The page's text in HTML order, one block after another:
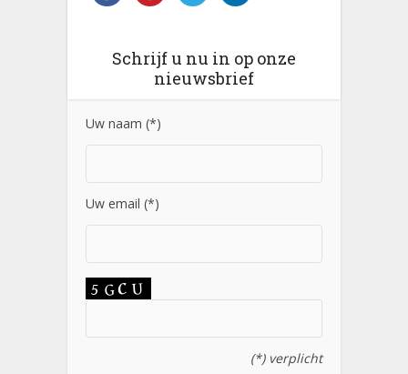
Schrijf u nu in op onze
nieuwsbrief
Uw naam (*)
Uw email (*)
(*) verplicht